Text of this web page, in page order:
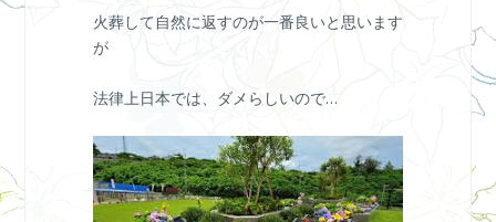
火葬して自然に返すのが一番良いと思います
が
法律上日本では、ダメらしいので…